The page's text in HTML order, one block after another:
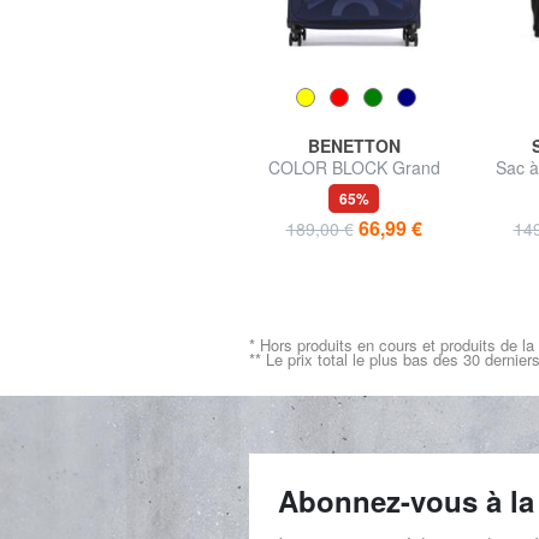
BENETTON
COLOR BLOCK Grand
chariot extensible
65%
189,00 € 66,99 €
Sac
* Hors produits en cours et produits de
** Le prix total le plus bas des 30
Abonnez-vous à